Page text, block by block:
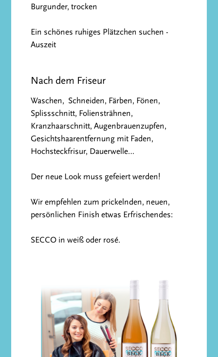
Burgunder, trocken
Ein schönes ruhiges Plätzchen suchen -
Auszeit
Nach dem Friseur
Waschen, Schneiden, Färben, Fönen,
Splissschnitt, Foliensträhnen,
Kranzhaarschnitt, Augenbrauenzupfen,
Gesichtshaarentfernung mit Faden,
Hochsteckfrisur, Dauerwelle…
Der neue Look muss gefeiert werden!
Wir empfehlen zum prickelnden, neuen,
persönlichen Finish etwas Erfrischendes:
SECCO in weiß oder rosé.